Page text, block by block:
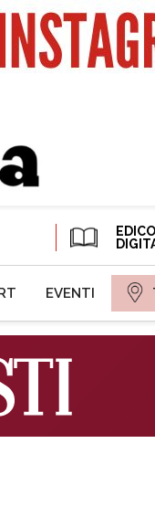
EVENTI